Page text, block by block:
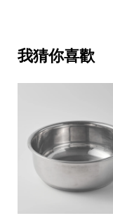
我猜你喜歡